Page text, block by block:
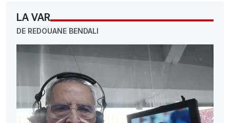
LA VAR
DE REDOUANE BENDALI